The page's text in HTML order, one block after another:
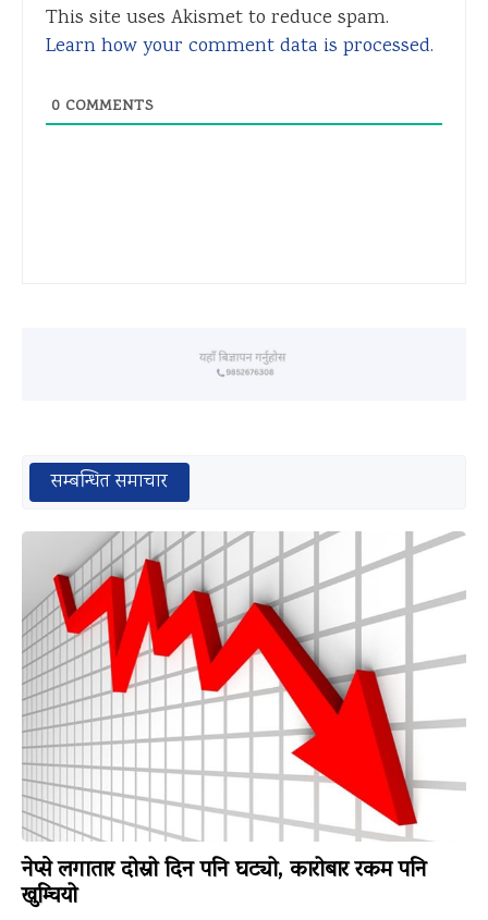
This site uses Akismet to reduce spam.
Learn how your comment data is processed.
0 COMMENTS
सम्बन्धित समाचार
नेप्से लगातार दोस्रो दिन पनि घट्यो, कारोबार रकम पनि
खुम्चियो